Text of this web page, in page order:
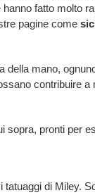
hanno fatto molto
pagine come
della mano,
contribuire a
sopra, pronti per
di Miley.